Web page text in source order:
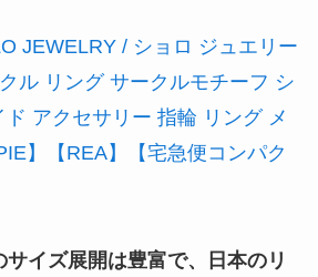
JEWELRY / ショロ ジュエリー
ル リング サークルモチーフ シ
アクセサリー 指輪 リング メ
】【REA】【宅急便コンパク
イズ展開は豊富で、日本のリ